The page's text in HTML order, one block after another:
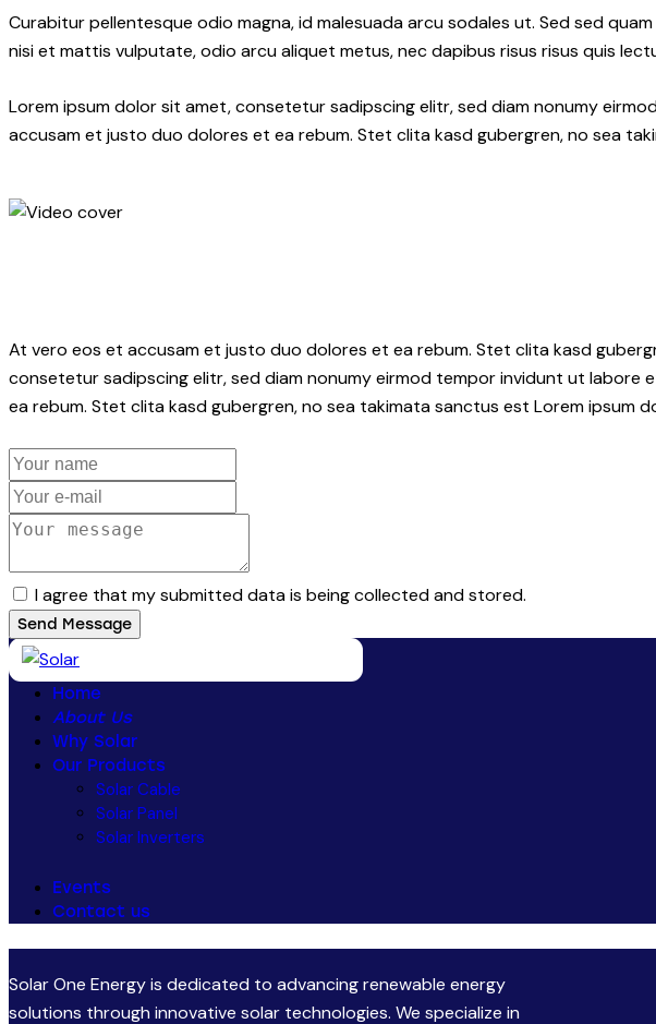
Curabitur pellentesque odio magna, id malesuada arcu sodales ut. Sed sed
nisi et mattis vulputate, odio arcu aliquet metus, nec dapibus risus risus quis
Lorem ipsum dolor sit amet, consetetur sadipscing elitr, sed diam nonumy
accusam et justo duo dolores et ea rebum. Stet clita kasd gubergren, no sea
At vero eos et accusam et justo duo dolores et ea rebum. Stet clita kasd
consetetur sadipscing elitr, sed diam nonumy eirmod tempor invidunt ut
ea rebum. Stet clita kasd gubergren, no sea takimata sanctus est Lorem ipsum
I agree that my submitted data is being collected and stored.
Send Message
Home
About Us
Why Solar
Our Products
Solar Cable
Solar Panel
Solar Inverters
Events
Contact us
Solar One Energy is dedicated to advancing renewable energy
solutions through innovative solar technologies. We specialize in